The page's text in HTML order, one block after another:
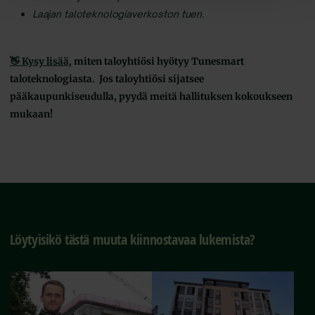
Laajan taloteknologiaverkoston tuen.
👋 Kysy lisää, miten taloyhtiösi hyötyy Tunesmart
taloteknologiasta. Jos taloyhtiösi sijatsee
pääkaupunkiseudulla, pyydä meitä hallituksen kokoukseen
mukaan!
Löytyisikö tästä muuta kiinnostavaa lukemista?